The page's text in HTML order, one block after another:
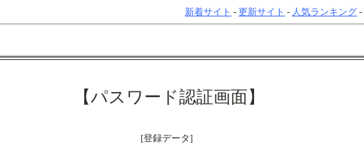
新着サイト -更新サイト - 人気ランキング -
【パスワード認証画面】
[登録データ]